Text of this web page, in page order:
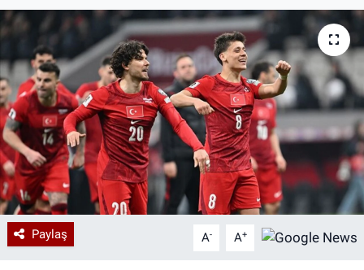
Paylaş A- A+
Kadın
Erişim Bilgileri
Sağlık
Teknoloji
Ramazan